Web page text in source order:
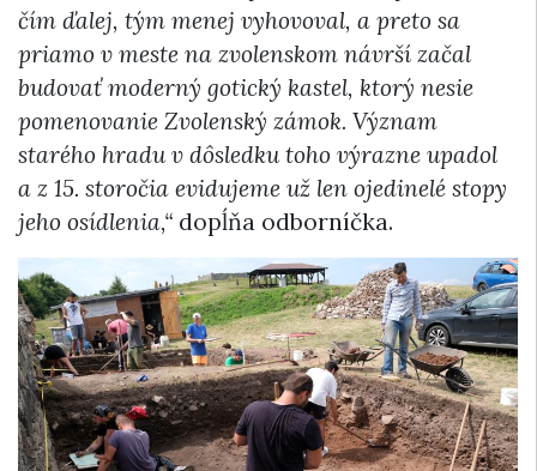
čím ďalej, tým menej vyhovoval, a preto sa
priamo v meste na zvolenskom návrší začal
budovať moderný gotický kastel, ktorý nesie
pomenovanie Zvolenský zámok. Význam
starého hradu v dôsledku toho výrazne upadol
a z 15. storočia evidujeme už len ojedinelé stopy
jeho osídlenia,“ dopĺňa odborníčka.